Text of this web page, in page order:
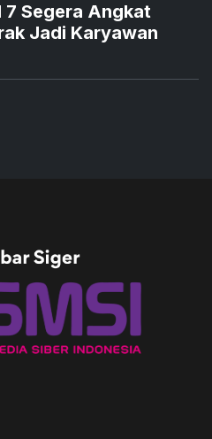
7 Segera Angkat
Jadi Karyawan